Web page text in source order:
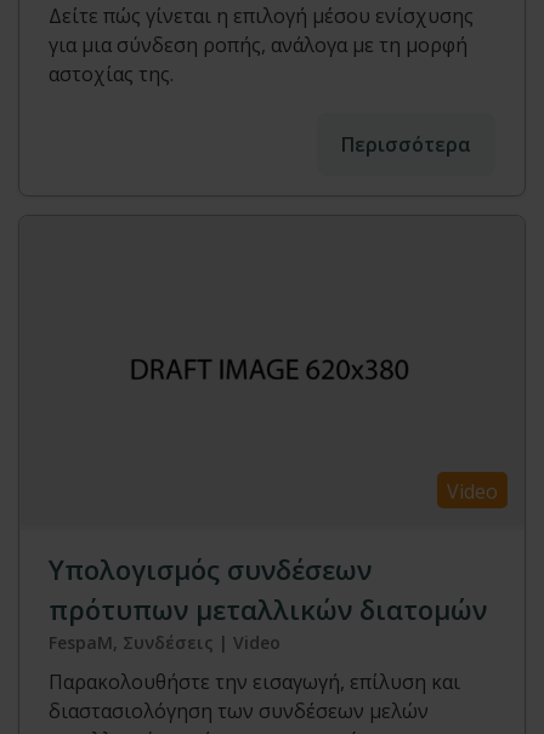
Δείτε πώς γίνεται η επιλογή μέσου ενίσχυσης
για μια σύνδεση ροπής, ανάλογα με τη μορφή
αστοχίας της.
Περισσότερα
Video
Υπολογισμός συνδέσεων
πρότυπων μεταλλικών διατομών
FespaM, Συνδέσεις | Video
Παρακολουθήστε την εισαγωγή, επίλυση και
διαστασιολόγηση των συνδέσεων μελών